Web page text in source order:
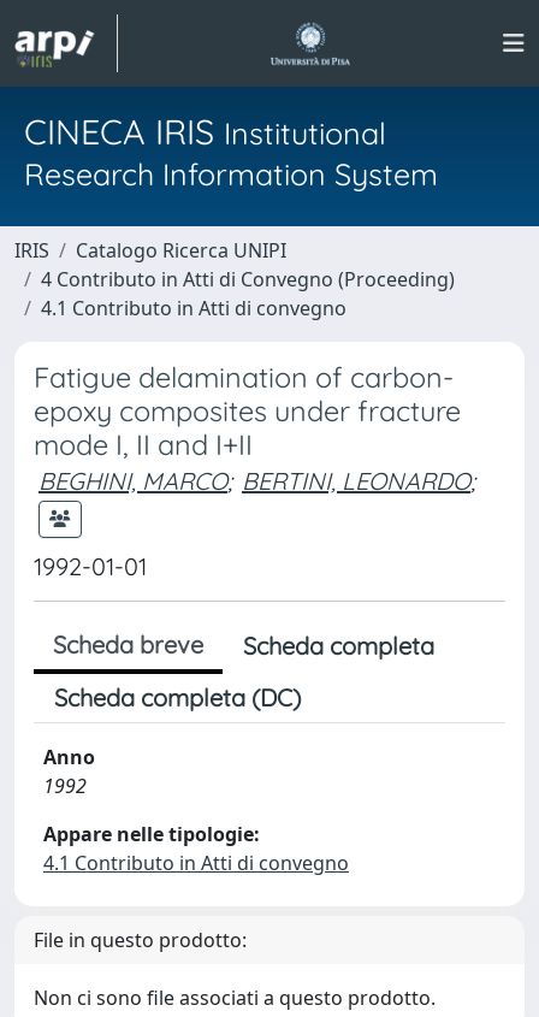
CINECA IRIS Institutional
Research Information System
IRIS
Catalogo Ricerca UNIPI
4 Contributo in Atti di Convegno (Proceeding)
4.1 Contributo in Atti di convegno
Fatigue delamination of carbon-
epoxy composites under fracture
mode I, II and I+II
BEGHINI, MARCO; BERTINI, LEONARDO;
1992-01-01
Scheda breve
Scheda completa
Scheda completa (DC)
Anno
1992
Appare nelle tipologie:
4.1 Contributo in Atti di convegno
File in questo prodotto:
Non ci sono file associati a questo prodotto.